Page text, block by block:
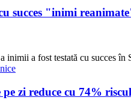
succes "inimi
inimii a fost testată cu succes
zi reduce cu 74%